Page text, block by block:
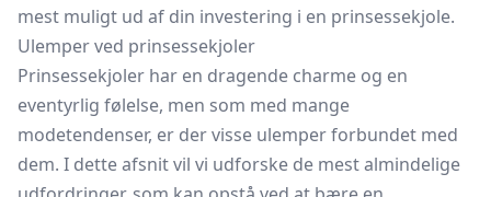
mest muligt ud af din investering i en prinsessekjole.
Ulemper ved prinsessekjoler
Prinsessekjoler har en dragende charme og en
eventyrlig følelse, men som med mange
modetendenser, er der visse ulemper forbundet med
dem. I dette afsnit vil vi udforske de mest almindelige